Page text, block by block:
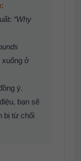
“Why
xuống ở
ý.
bạn sẽ
bị từ chối